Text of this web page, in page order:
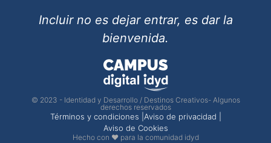
Incluir no es dejar entrar, es dar la
bienvenida.
© 2023 - Identidad y Desarrollo / Destinos Creativos- Algunos
derechos reservados
Términos y condiciones | Aviso de privacidad |
Aviso de Cookies
Hecho con ❤ para la comunidad idyd